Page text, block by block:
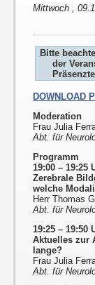
Mittwoch ,
Bitte
der
DOWNLOAD
Moderation
Frau Julia
Abt. für
Programm
19:00 – 19:25
Zerebrale
welche
Herr Thomas
Abt. für
19:25 – 19:50
Aktuelles zur
lange?
Frau Julia
Abt. für